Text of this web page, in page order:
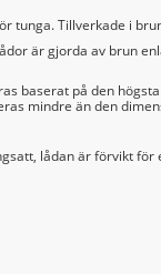
tunga. Tillverkade i
är gjorda av brun
baserat på den
mindre än den
lådan är förvikt